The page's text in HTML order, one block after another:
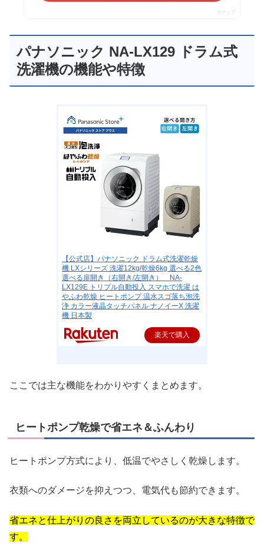
ポチップ
パナソニック NA-LX129 ドラム式
洗濯機の機能や特徴
【公式店】パナソニック ドラム式洗濯乾燥
機 LXシリーズ 洗濯12kg/乾燥6kg 選べる2色
選べる扉開き（右開き/左開き） NA-
LX129E トリプル自動投入 スマホで洗濯 は
やふわ乾燥 ヒートポンプ 温水スゴ落ち泡洗
浄 カラー液晶タッチパネル ナノイーX 洗濯
機 日本製
楽天で購入
ここでは主な機能をわかりやすくまとめます。
ヒートポンプ乾燥で省エネ＆ふんわり
ヒートポンプ方式により、低温でやさしく乾燥します。
衣類へのダメージを抑えつつ、電気代も節約できます。
省エネと仕上がりの良さを両立しているのが大きな特徴で
す。